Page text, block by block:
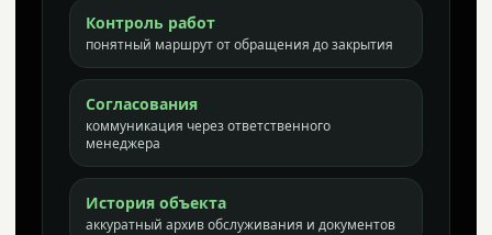
Контроль работ
понятный маршрут от обращения до закрытия
Согласования
коммуникация через ответственного
менеджера
История объекта
аккуратный архив обслуживания и документов